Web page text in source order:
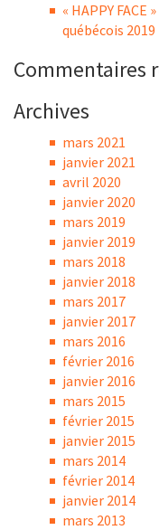
« HAPPY
québécois 2019
Commentaires
Archives
mars 2021
janvier 2021
avril 2020
janvier 2020
mars 2019
janvier 2019
mars 2018
janvier 2018
mars 2017
janvier 2017
mars 2016
février 2016
janvier 2016
mars 2015
février 2015
janvier 2015
mars 2014
février 2014
janvier 2014
mars 2013